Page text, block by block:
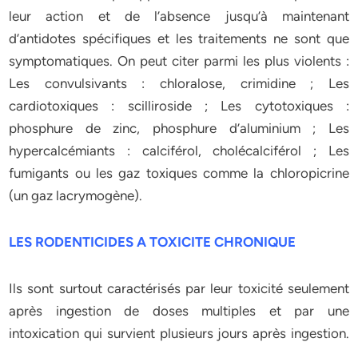
leur action et de l’absence jusqu’à maintenant
d’antidotes spécifiques et les traitements ne sont que
symptomatiques. On peut citer parmi les plus violents :
Les convulsivants : chloralose, crimidine ; Les
cardiotoxiques : scilliroside ; Les cytotoxiques :
phosphure de zinc, phosphure d’aluminium ; Les
hypercalcémiants : calciférol, cholécalciférol ; Les
fumigants ou les gaz toxiques comme la chloropicrine
(un gaz lacrymogène).
LES RODENTICIDES A TOXICITE CHRONIQUE
Ils sont surtout caractérisés par leur toxicité seulement
après ingestion de doses multiples et par une
intoxication qui survient plusieurs jours après ingestion.